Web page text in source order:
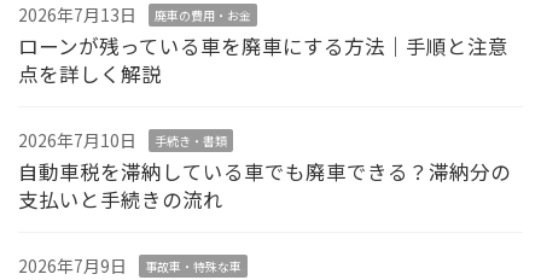
2026年7月13日 廃車の費用・お金
ローンが残っている車を廃車にする方法｜手順と注意
点を詳しく解説
2026年7月10日 手続き・書類
自動車税を滞納している車でも廃車できる？滞納分の
支払いと手続きの流れ
2026年7月9日 事故車・特殊な車